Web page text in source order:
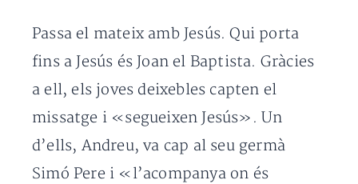
Passa el mateix amb Jesús. Qui porta
fins a Jesús és Joan el Baptista. Gràcies
a ell, els joves deixebles capten el
missatge i «segueixen Jesús». Un
d’ells, Andreu, va cap al seu germà
Simó Pere i «l’acompanya on és